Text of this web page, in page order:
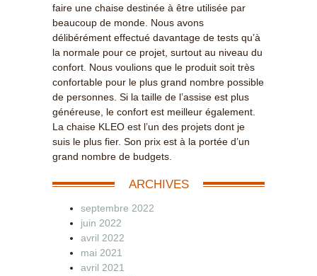
faire une chaise destinée à être utilisée par
beaucoup de monde. Nous avons
délibérément effectué davantage de tests qu’à
la normale pour ce projet, surtout au niveau du
confort. Nous voulions que le produit soit très
confortable pour le plus grand nombre possible
de personnes. Si la taille de l’assise est plus
généreuse, le confort est meilleur également.
La chaise KLEO est l’un des projets dont je
suis le plus fier. Son prix est à la portée d’un
grand nombre de budgets.
ARCHIVES
septembre 2022
juin 2022
avril 2022
mai 2021
avril 2021